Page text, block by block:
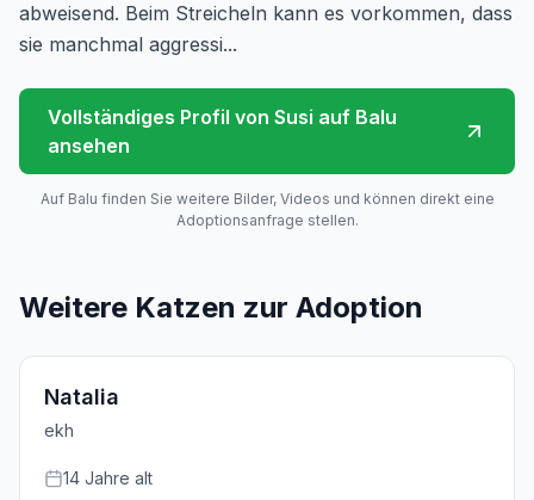
abweisend. Beim Streicheln kann es vorkommen, dass
sie manchmal aggressi...
Vollständiges Profil von Susi auf Balu
ansehen
Auf Balu finden Sie weitere Bilder, Videos und können direkt eine
Adoptionsanfrage stellen.
Weitere Katzen zur Adoption
Natalia
ekh
14 Jahre alt